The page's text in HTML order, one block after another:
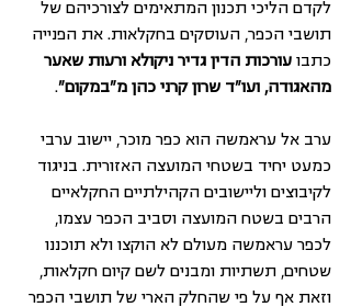
לקדם הליכי תכנון המתאימים לצורכיהם של
תושבי הכפר, העוסקים בחקלאות. את הפנייה
כתבו עורכות הדין גדיר ניקולא ורעות שאער
מהאגודה, ועו"ד שרון קרני כהן מ"במקום".
ערב אל עראמשה הוא כפר מוכר, יישוב ערבי
כמעט יחיד בשטחי המועצה האזורית. בניגוד
לקיבוצים וליישובים הקהילתיים החקלאיים
הרבים בשטח המועצה וסביב הכפר עצמו,
לכפר עראמשה מעולם לא הוקצו ולא תוכננו
שטחים, תשתיות ומבנים לשם קיום חקלאות,
וזאת אף על פי שהחלק הארי של תושבי הכפר